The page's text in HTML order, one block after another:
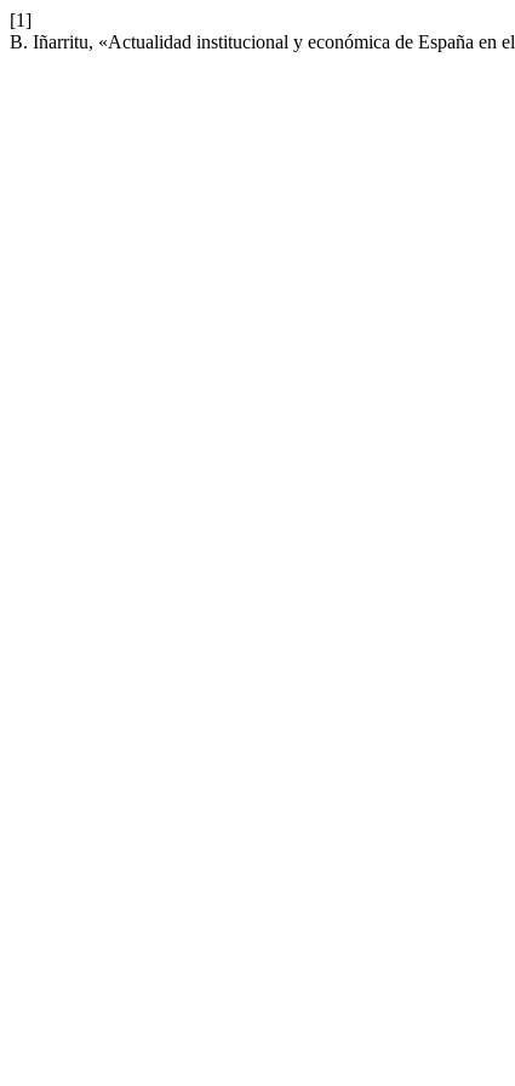
[1]
B. Iñarritu, «Actualidad institucional y económica de España en